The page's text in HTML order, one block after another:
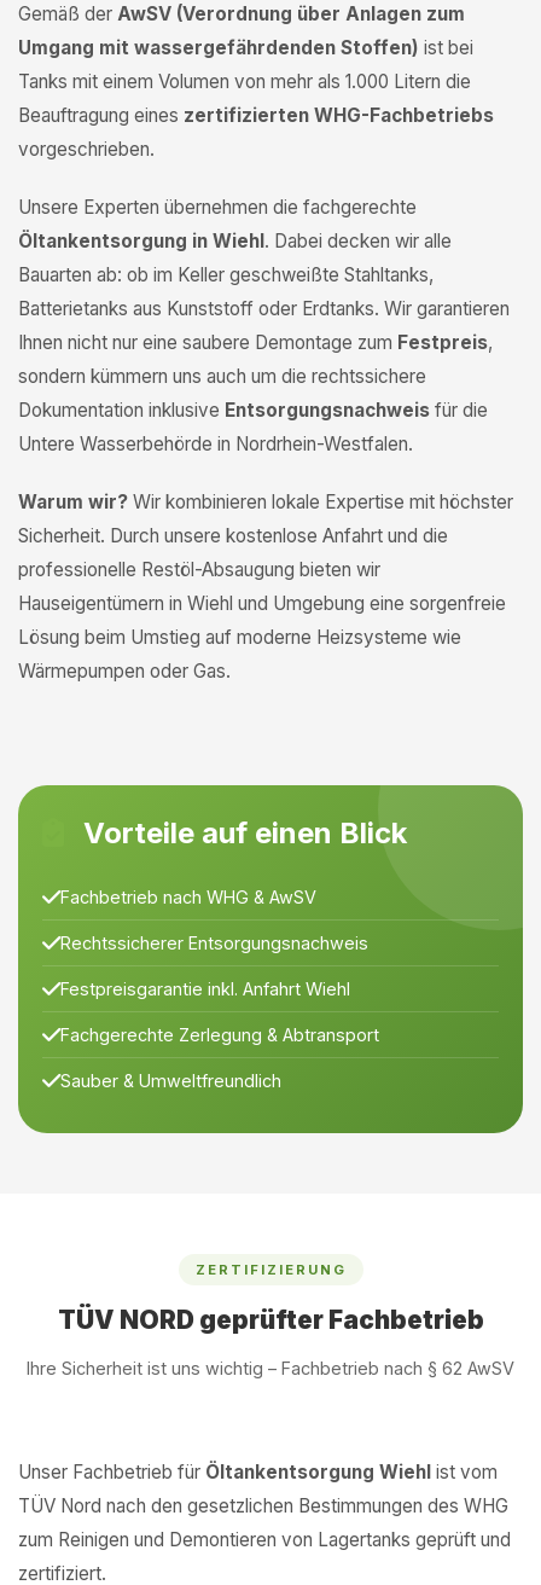
Gemäß der AwSV (Verordnung über Anlagen zum
Umgang mit wassergefährdenden Stoffen) ist bei
Tanks mit einem Volumen von mehr als 1.000 Litern die
Beauftragung eines zertifizierten WHG-Fachbetriebs
vorgeschrieben.
Unsere Experten übernehmen die fachgerechte
Öltankentsorgung in Wiehl. Dabei decken wir alle
Bauarten ab: ob im Keller geschweißte Stahltanks,
Batterietanks aus Kunststoff oder Erdtanks. Wir garantieren
Ihnen nicht nur eine saubere Demontage zum Festpreis,
sondern kümmern uns auch um die rechtssichere
Dokumentation inklusive Entsorgungsnachweis für die
Untere Wasserbehörde in Nordrhein-Westfalen.
Warum wir? Wir kombinieren lokale Expertise mit höchster
Sicherheit. Durch unsere kostenlose Anfahrt und die
professionelle Restöl-Absaugung bieten wir
Hauseigentümern in Wiehl und Umgebung eine sorgenfreie
Lösung beim Umstieg auf moderne Heizsysteme wie
Wärmepumpen oder Gas.
Vorteile auf einen Blick
Fachbetrieb nach WHG & AwSV
Rechtssicherer Entsorgungsnachweis
Festpreisgarantie inkl. Anfahrt Wiehl
Fachgerechte Zerlegung & Abtransport
Sauber & Umweltfreundlich
ZERTIFIZIERUNG
TÜV NORD geprüfter Fachbetrieb
Ihre Sicherheit ist uns wichtig – Fachbetrieb nach § 62 AwSV
Unser Fachbetrieb für Öltankentsorgung Wiehl ist vom
TÜV Nord nach den gesetzlichen Bestimmungen des WHG
zum Reinigen und Demontieren von Lagertanks geprüft und
zertifiziert.